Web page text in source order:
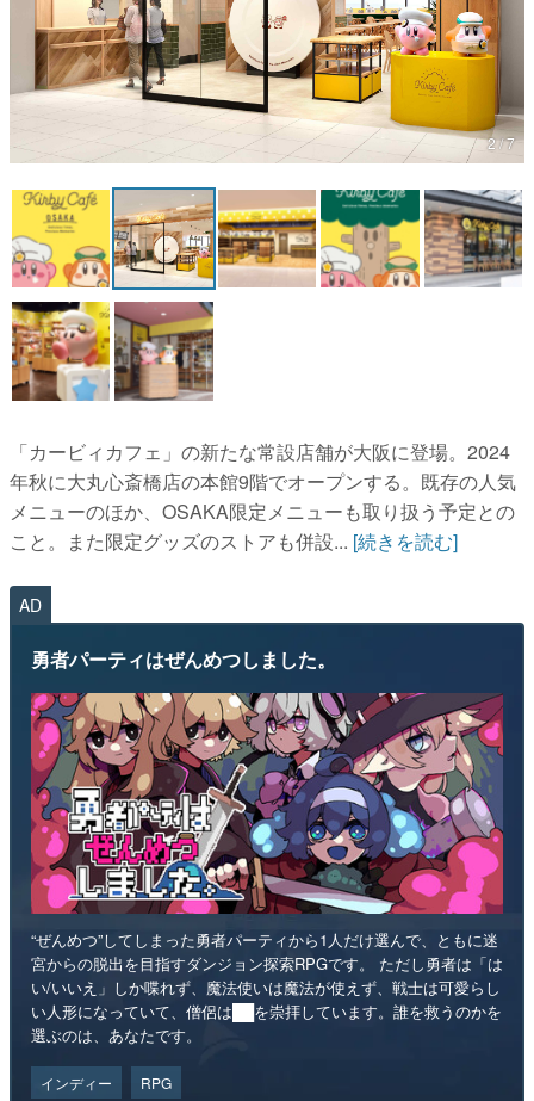
特集記事
マンガ
アプリレビュー
その他
電ファミニコゲーマーとは？
運営：株式会社マレ
2 / 7
「カービィカフェ」の新たな常設店舗が大阪に登場。2024
年秋に大丸心斎橋店の本館9階でオープンする。既存の人気
メニューのほか、OSAKA限定メニューも取り扱う予定との
こと。また限定グッズのストアも併設... [続きを読む]
AD
勇者パーティはぜんめつしました。
“ぜんめつ”してしまった勇者パーティから1人だけ選んで、ともに迷
宮からの脱出を目指すダンジョン探索RPGです。 ただし勇者は「は
い/いいえ」しか喋れず、魔法使いは魔法が使えず、戦士は可愛らし
い人形になっていて、僧侶は██を崇拝しています。誰を救うのかを
選ぶのは、あなたです。
インディー RPG